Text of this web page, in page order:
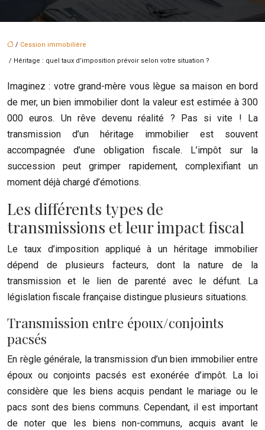
/ Cession immobilière
/ Héritage : quel taux d’imposition prévoir selon votre situation ?
Imaginez : votre grand-mère vous lègue sa maison en bord
de mer, un bien immobilier dont la valeur est estimée à 300
000 euros. Un rêve devenu réalité ? Pas si vite ! La
transmission d’un héritage immobilier est souvent
accompagnée d’une obligation fiscale. L’impôt sur la
succession peut grimper rapidement, complexifiant un
moment déjà chargé d’émotions.
Les différents types de
transmissions et leur impact fiscal
Le taux d’imposition appliqué à un héritage immobilier
dépend de plusieurs facteurs, dont la nature de la
transmission et le lien de parenté avec le défunt. La
législation fiscale française distingue plusieurs situations.
Transmission entre époux/conjoints
pacsés
En règle générale, la transmission d’un bien immobilier entre
époux ou conjoints pacsés est exonérée d’impôt. La loi
considère que les biens acquis pendant le mariage ou le
pacs sont des biens communs. Cependant, il est important
de noter que les biens non-communs, acquis avant le